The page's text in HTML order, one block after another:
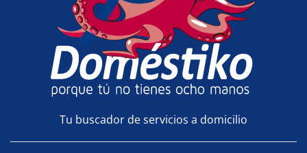
Tu buscador de servicios a domicilio